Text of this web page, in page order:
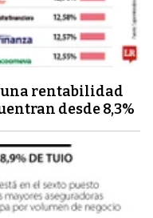
una rentabilidad
desde 8,3%